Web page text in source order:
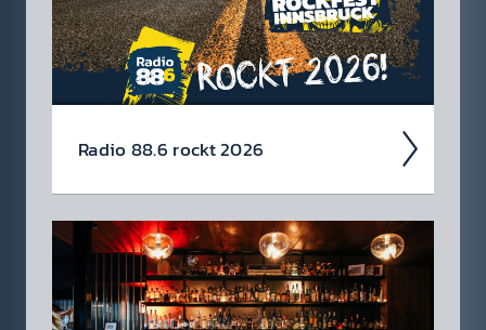
Radio 88.6 rockt 2026
Auch 2026 heißt es: Wir sind ROCK­FEST!
Jetzt schon die Tickets für unsere 88.6 Events
checken.